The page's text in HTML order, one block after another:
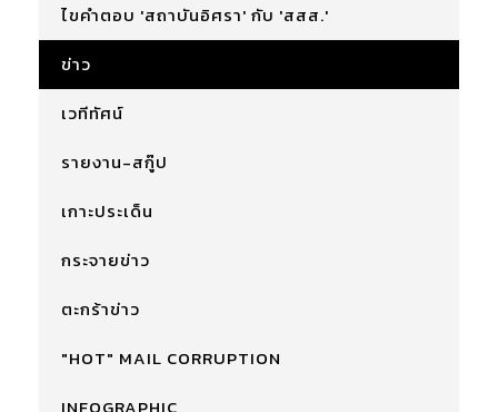
ไขคำตอบ 'สถาบันอิศรา' กับ 'สสส.'
ข่าว
เวทีทัศน์
รายงาน-สกู๊ป
เกาะประเด็น
กระจายข่าว
ตะกร้าข่าว
"HOT" MAIL CORRUPTION
INFOGRAPHIC